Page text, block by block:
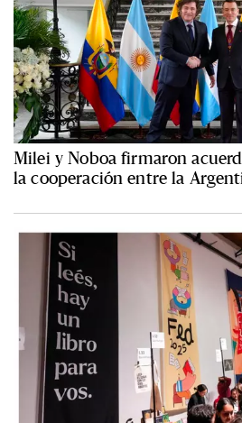
Milei y Noboa firmaron
la cooperación entre la